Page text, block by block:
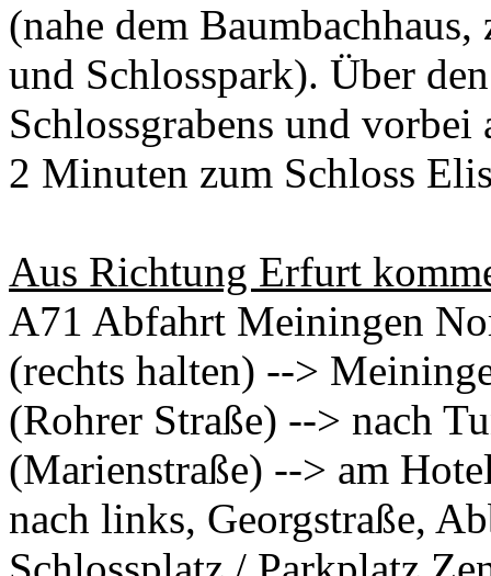
(nahe dem
und Schlosspark). Über
Schlossgrabens und
2 Minuten zum Schloss
Aus Richtung Erfurt
A71 Abfahrt Meiningen
(rechts halten) -->
(Rohrer Straße) --> nach
(Marienstraße) --> am
nach links, Georgstraße,